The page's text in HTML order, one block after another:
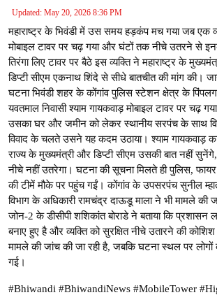
Updated: May 20, 2026 8:36 PM
महाराष्ट्र के भिवंडी में उस समय हड़कंप मच गया जब एक
मोबाइल टावर पर चढ़ गया और घंटों तक नीचे उतरने से
तिरंगा लिए टावर पर बैठे इस व्यक्ति ने महाराष्ट्र के
डिप्टी सीएम एकनाथ शिंदे से सीधे बातचीत की मांग की।
घटना भिवंडी शहर के कोंगांव पुलिस स्टेशन क्षेत्र के
यवतमाल निवासी श्याम गायकवाड़ मोबाइल टावर पर चढ़
उसका घर और जमीन को लेकर स्थानीय सरपंच के साथ
विवाद के चलते उसने यह कदम उठाया। श्याम गायकवाड़
राज्य के मुख्यमंत्री और डिप्टी सीएम उसकी बात नहीं
नीचे नहीं उतरेगा। घटना की सूचना मिलते ही पुलिस,
की टीमें मौके पर पहुंच गईं। कोंगांव के उपसरपंच सुनील
विभाग के अधिकारी रामचंद्र दाऊडू माला ने भी मामले की
जोन-2 के डीसीपी शशिकांत बोराडे ने बताया कि प्रशासन
बनाए हुए है और व्यक्ति को सुरक्षित नीचे उतारने की
मामले की जांच की जा रही है, जबकि घटना स्थल पर लोगों
गई।
#Bhiwandi #BhiwandiNews #MobileTower